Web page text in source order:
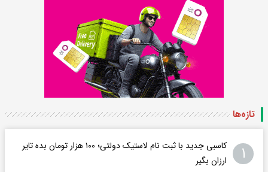
تازه‌ها
۱
کاسبی جدید با ثبت نام لاستیک دولتی؛ ۱۰۰ هزار تومان بده تایر
ارزان بگیر